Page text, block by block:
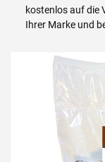
kostenlos auf die
Ihrer Marke und